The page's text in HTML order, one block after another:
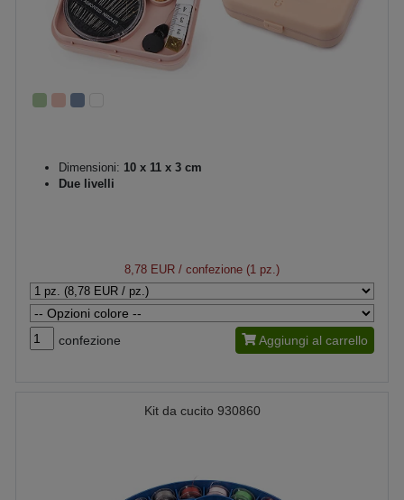
Dimensioni: 10 x 11 x 3 cm
Due livelli
8,78 EUR / confezione (1 pz.)
confezione Aggiungi al carrello
Kit da cucito 930860